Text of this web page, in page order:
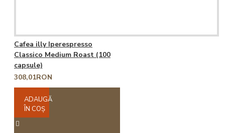
Cafea illy Iperespresso
Classico Medium Roast (100
capsule)
308,01RON
ADAUGĂ
ÎN COŞ